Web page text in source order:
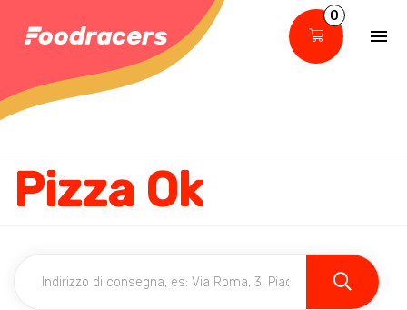
0
Pizza Ok